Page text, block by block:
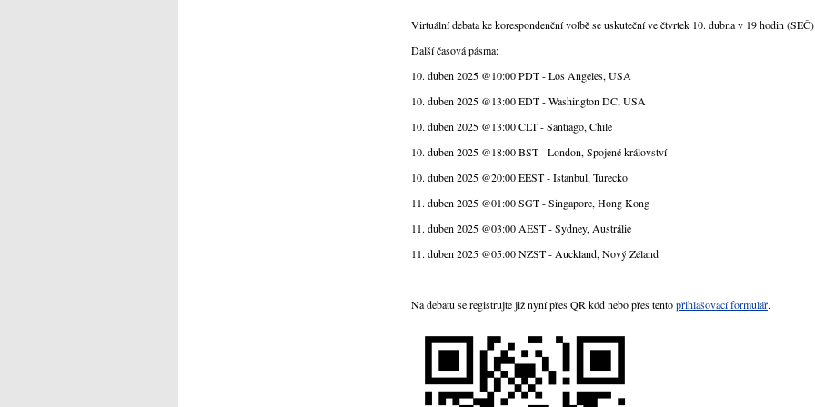
Virtuální debata ke korespondenční volbě se uskuteční ve čtvrtek 10. dubna v 19 hodin
Další časová pásma:
10. duben 2025 @10:00 PDT - Los Angeles, USA
10. duben 2025 @13:00 EDT - Washington DC, USA
10. duben 2025 @13:00 CLT - Santiago, Chile
10. duben 2025 @18:00 BST - London, Spojené království
10. duben 2025 @20:00 EEST - Istanbul, Turecko
11. duben 2025 @01:00 SGT - Singapore, Hong Kong
11. duben 2025 @03:00 AEST - Sydney, Austrálie
11. duben 2025 @05:00 NZST - Auckland, Nový Zéland
Na debatu se registrujte již nyní přes QR kód nebo přes tentopřihlašovací formulář.